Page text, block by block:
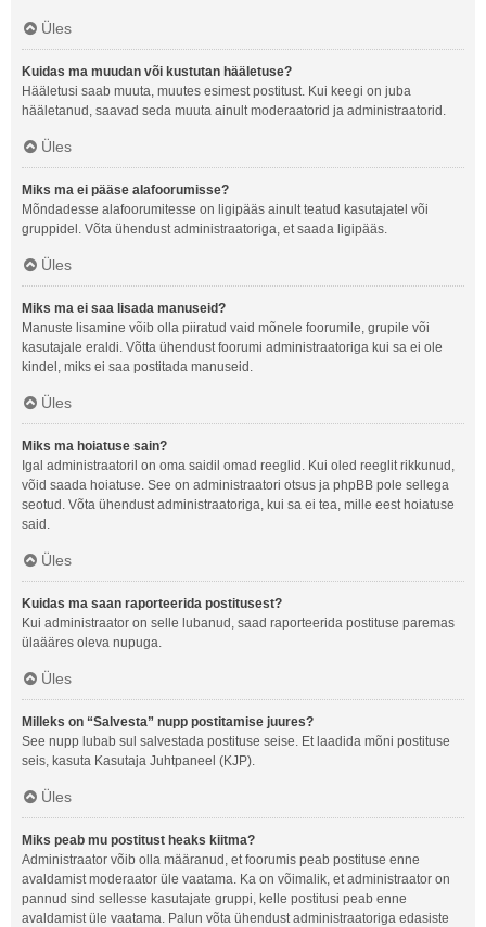
Üles
Kuidas ma muudan või kustutan hääletuse?
Hääletusi saab muuta, muutes esimest postitust. Kui keegi on juba
hääletanud, saavad seda muuta ainult moderaatorid ja administraatorid.
Üles
Miks ma ei pääse alafoorumisse?
Mõndadesse alafoorumitesse on ligipääs ainult teatud kasutajatel või
gruppidel. Võta ühendust administraatoriga, et saada ligipääs.
Üles
Miks ma ei saa lisada manuseid?
Manuste lisamine võib olla piiratud vaid mõnele foorumile, grupile või
kasutajale eraldi. Võtta ühendust foorumi administraatoriga kui sa ei ole
kindel, miks ei saa postitada manuseid.
Üles
Miks ma hoiatuse sain?
Igal administraatoril on oma saidil omad reeglid. Kui oled reeglit rikkunud,
võid saada hoiatuse. See on administraatori otsus ja phpBB pole sellega
seotud. Võta ühendust administraatoriga, kui sa ei tea, mille eest hoiatuse
said.
Üles
Kuidas ma saan raporteerida postitusest?
Kui administraator on selle lubanud, saad raporteerida postituse paremas
ülaääres oleva nupuga.
Üles
Milleks on “Salvesta” nupp postitamise juures?
See nupp lubab sul salvestada postituse seise. Et laadida mõni postituse
seis, kasuta Kasutaja Juhtpaneel (KJP).
Üles
Miks peab mu postitust heaks kiitma?
Administraator võib olla määranud, et foorumis peab postituse enne
avaldamist moderaator üle vaatama. Ka on võimalik, et administraator on
pannud sind sellesse kasutajate gruppi, kelle postitusi peab enne
avaldamist üle vaatama. Palun võta ühendust administraatoriga edasiste